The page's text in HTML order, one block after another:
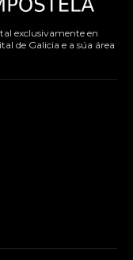
exclusivamente en
de Galicia e a súa área